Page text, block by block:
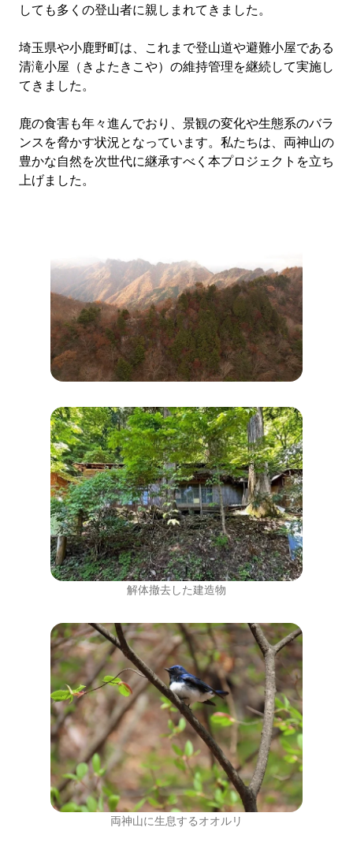
しても多くの登山者に親しまれてきました。
埼玉県や小鹿野町は、これまで登山道や避難小屋である
清滝小屋（きよたきこや）の維持管理を継続して実施し
てきました。
鹿の食害も年々進んでおり、景観の変化や生態系のバラ
ンスを脅かす状況となっています。私たちは、両神山の
豊かな自然を次世代に継承すべく本プロジェクトを立ち
上げました。
解体撤去した建造物
両神山に生息するオオルリ